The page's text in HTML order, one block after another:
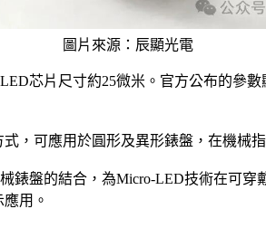
圖片來源：辰顯光電
芯片尺寸約25微米。官方公布的參
，可應用於圓形及異形錶盤，在機械
錶盤的結合，為Micro-LED技術在可
用。